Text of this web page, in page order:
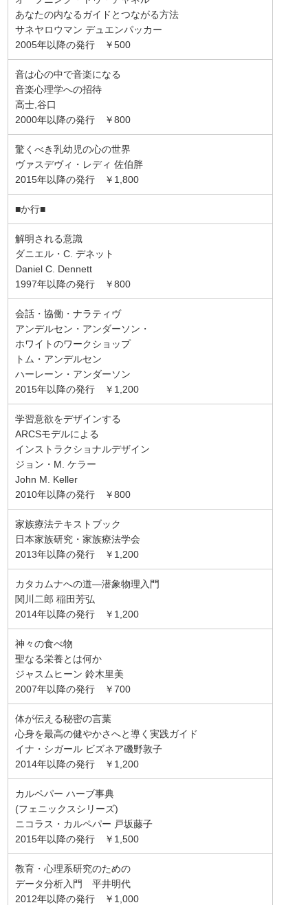
あなたの内なるガイドとつながる方法
サネヤロウマン デュエンパッカー
2005年以降の発行 ￥500
音は心の中で音楽になる
音楽心理学への招待
高士,谷口
2000年以降の発行 ￥800
驚くべき乳幼児の心の世界
ヴァスデヴィ・レディ 佐伯胖
2015年以降の発行 ￥1,800
■か行■
解明される意識
ダニエル・C. デネット
Daniel C. Dennett
1997年以降の発行 ￥800
会話・協働・ナラティヴ
アンデルセン・アンダーソン・
ホワイトのワークショップ
トム・アンデルセン
ハーレーン・アンダーソン
2015年以降の発行 ￥1,200
学習意欲をデザインする
ARCSモデルによる
インストラクショナルデザイン
ジョン・M. ケラー
John M. Keller
2010年以降の発行 ￥800
家族療法テキストブック
日本家族研究・家族療法学会
2013年以降の発行 ￥1,200
カタカムナへの道―潜象物理入門
関川二郎 稲田芳弘
2014年以降の発行 ￥1,200
神々の食べ物
聖なる栄養とは何か
ジャスムヒーン 鈴木里美
2007年以降の発行 ￥700
体が伝える秘密の言葉
心身を最高の健やかさへと導く実践ガイド
イナ・シガール ビズネア磯野敦子
2014年以降の発行 ￥1,200
カルペパー ハーブ事典
(フェニックスシリーズ)
ニコラス・カルペパー 戸坂藤子
2015年以降の発行 ￥1,500
教育・心理系研究のための
データ分析入門 平井明代
2012年以降の発行 ￥1,000